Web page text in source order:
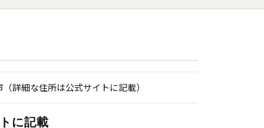
詳細な住所は公式サイトに記載）
に記載